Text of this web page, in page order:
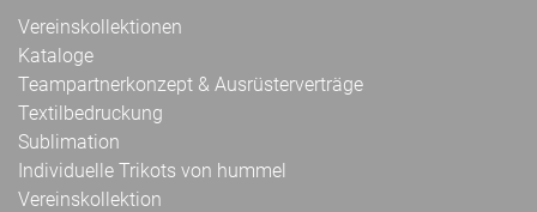
Vereinskollektionen
Kataloge
Teampartnerkonzept & Ausrüsterverträge
Textilbedruckung
Sublimation
Individuelle Trikots von hummel
Vereinskollektion